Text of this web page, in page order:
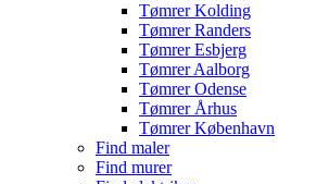
Tømrer Kolding
Tømrer Randers
Tømrer Esbjerg
Tømrer Aalborg
Tømrer Odense
Tømrer Århus
Tømrer København
Find maler
Find murer